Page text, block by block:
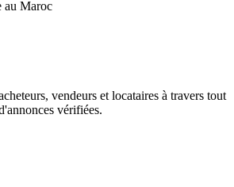
au Maroc
vendeurs et locataires à travers tout
vérifiées.